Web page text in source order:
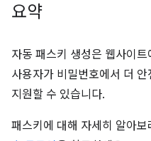
요약
자동 패스키 생성은 웹사이
사용자가 비밀번호에서 더
지원할 수 있습니다.
패스키에 대해 자세히 알아보